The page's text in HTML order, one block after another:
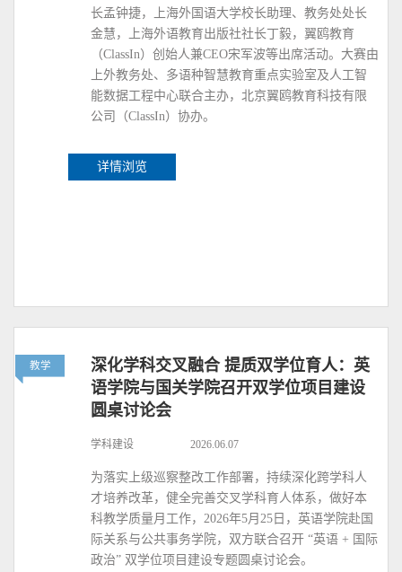
长孟钟捷，上海外国语大学校长助理、教务处处长
金慧，上海外语教育出版社社长丁毅，翼鸥教育
（ClassIn）创始人兼CEO宋军波等出席活动。大赛由
上外教务处、多语种智慧教育重点实验室及人工智
能数据工程中心联合主办，北京翼鸥教育科技有限
公司（ClassIn）协办。
详情浏览
教学
深化学科交叉融合 提质双学位育人：英
语学院与国关学院召开双学位项目建设
圆桌讨论会
学科建设 2026.06.07
为落实上级巡察整改工作部署，持续深化跨学科人
才培养改革，健全完善交叉学科育人体系，做好本
科教学质量月工作，2026年5月25日，英语学院赴国
际关系与公共事务学院，双方联合召开 “英语 + 国际
政治” 双学位项目建设专题圆桌讨论会。